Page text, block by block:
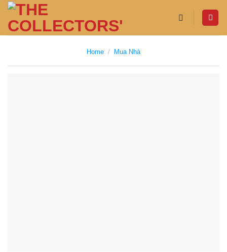
Skip
content
Home / Mua Nhà